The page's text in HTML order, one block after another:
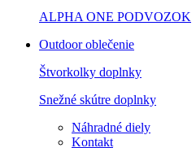
ALPHA ONE PODVOZOK
Outdoor oblečenie
Štvorkolky doplnky
Snežné skútre doplnky
Náhradné diely
Kontakt